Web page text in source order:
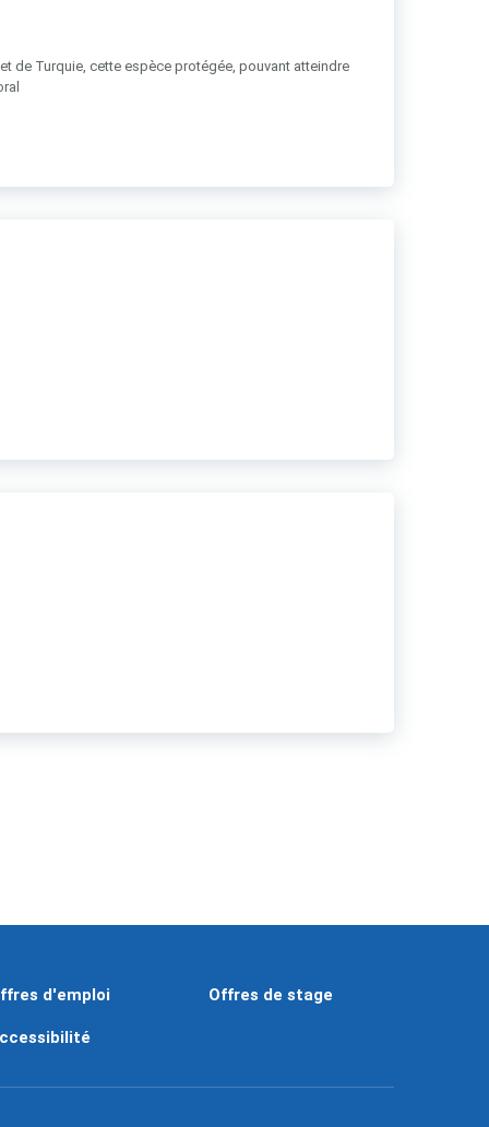
de Turquie, cette espèce protégée, pouvant atteindre
d'emploi Offres de stage